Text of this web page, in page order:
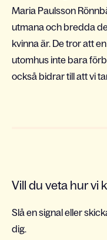
Maria Paulsson
utmana och bredda
kvinna är. De tror att
utomhus inte bara
också bidrar till att vi
Vill du veta hur vi
Slå en signal eller
dig.